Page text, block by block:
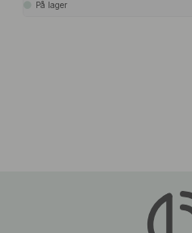
På lager